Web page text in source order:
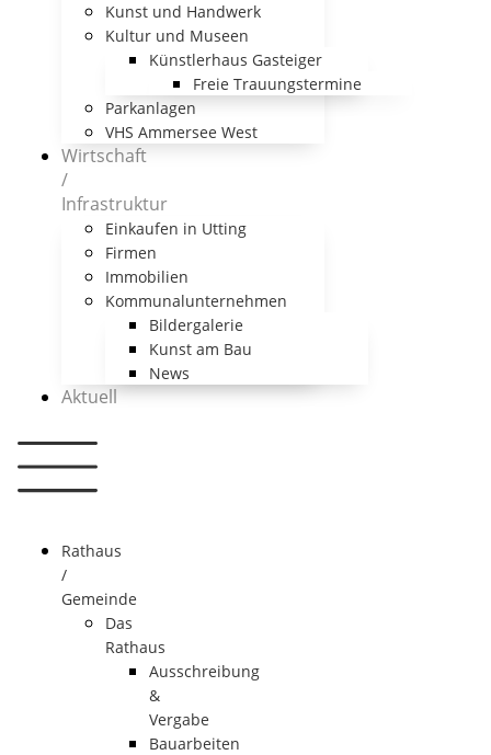
Kunst und Handwerk
Kultur und Museen
Künstlerhaus Gasteiger
Freie Trauungstermine
Parkanlagen
VHS Ammersee West
Wirtschaft
/
Infrastruktur
Einkaufen in Utting
Firmen
Immobilien
Kommunalunternehmen
Bildergalerie
Kunst am Bau
News
Aktuell
Rathaus
/
Gemeinde
Das
Rathaus
Ausschreibung
&
Vergabe
Bauarbeiten